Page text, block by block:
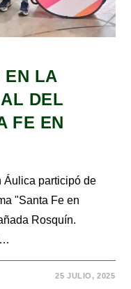
EN LA
DEL
FE EN
Áulica participó de
"Santa Fe en
Rosquín.
25 JULIO, 2025